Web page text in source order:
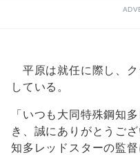
平原は就任に際し、ク
している。
「いつも大同特殊鋼知
き、誠にありがとうご
知多レッドスターの監